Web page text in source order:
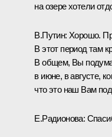
на озере хотели
В.Путин: Хорошо.
В этот период там
В общем, Вы
в июне, в августе,
что это наш Вам
Е.Радионова: